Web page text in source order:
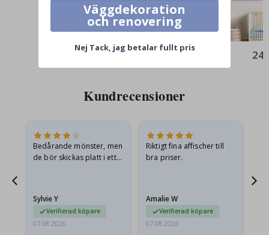
249,00 Kr
Kundrecensioner
Bedårande mönster, men
de bör skickas platt i ett
Sylvie Y
Verifierad köpare
07.08.2026
Riktigt fina affischer till
bra priser.
Amalie W
Verifierad köpare
07.08.2026
Väggdekoration
och renovering
Nej Tack, jag betalar fullt pris